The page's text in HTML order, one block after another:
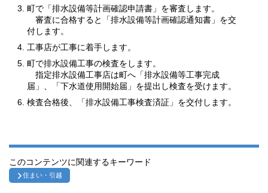
町で「排水設備等計画確認申請書」を審査します。
審査に合格すると「排水設備等計画確認通知書」を交
付します。
工事店が工事に着手します。
町で排水設備工事の検査をします。
指定排水設備工事店は町へ「排水設備等工事完成
届」、「下水道使用開始届」を提出し検査を受けます。
検査合格後、「排水設備工事検査済証」を交付します。
このコンテンツに関連するキーワード
住まい・引越